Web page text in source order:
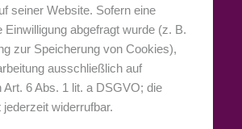
seiner Website. Sofern eine
Einwilligung abgefragt wurde (z. B.
zur Speicherung von Cookies),
ausschließlich auf
Art. 6 Abs. 1 lit. a DSGVO; die
jederzeit widerrufbar.